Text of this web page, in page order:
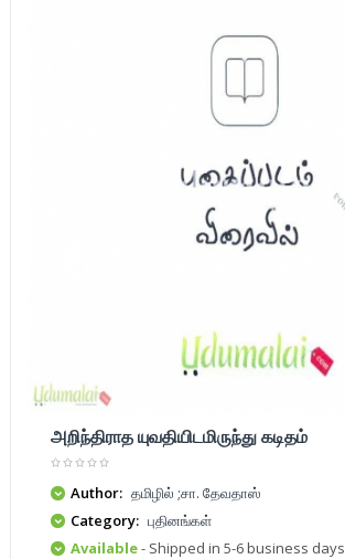
அறிந்திராத யுவதியிடமிருந்து கடிதம்
Author: தமிழில் ;சா. தேவதாஸ்
Category: புதினங்கள்
Available- Shipped in 5-6 business days